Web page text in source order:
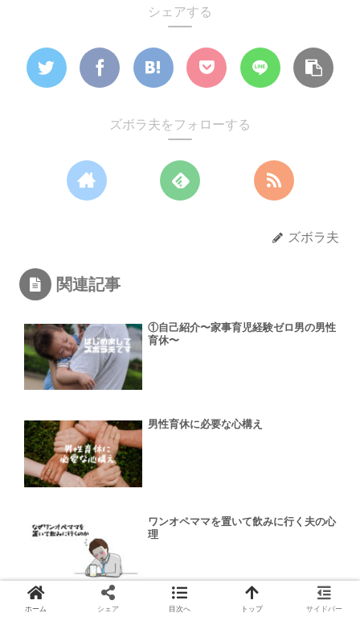
シェアする
ズボラ夫をフォローする
ズボラ夫
関連記事
①自己紹介〜家事育児経験ゼロ男の男性
育休〜
男性育休に必要な心構え
ワンオペママを置いて飲みに行く夫の心
理
ホーム シェア 目次へ トップ サイドバー